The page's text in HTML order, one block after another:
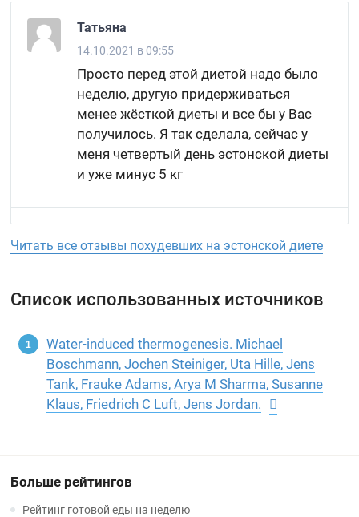
Татьяна
14.10.2021 в 09:55
Просто перед этой диетой надо было
неделю, другую придерживаться
менее жёсткой диеты и все бы у Вас
получилось. Я так сделала, сейчас у
меня четвертый день эстонской диеты
и уже минус 5 кг
Читать все отзывы похудевших на эстонской диете
Список использованных источников
Water-induced thermogenesis. Michael
Boschmann, Jochen Steiniger, Uta Hille, Jens
Tank, Frauke Adams, Arya M Sharma, Susanne
Klaus, Friedrich C Luft, Jens Jordan.
Больше рейтингов
Рейтинг готовой еды на неделю